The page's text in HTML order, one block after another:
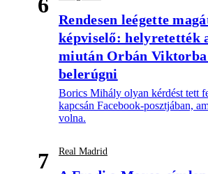
Rendesen leégette
képviselő: helyretették
miután Orbán
belerúgni
Borics Mihály olyan kérdést tett
kapcsán Facebook-posztjában,
volna.
7 Real Madrid